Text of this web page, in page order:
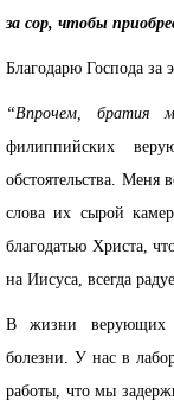
за сор, чтобы
Благодарю Господа за
“Впрочем, братия
филиппийских
обстоятельства. Меня
слова их сырой
благодатью Христа,
на Иисуса, всегда
В жизни верующих
болезни. У нас в
работы, что мы